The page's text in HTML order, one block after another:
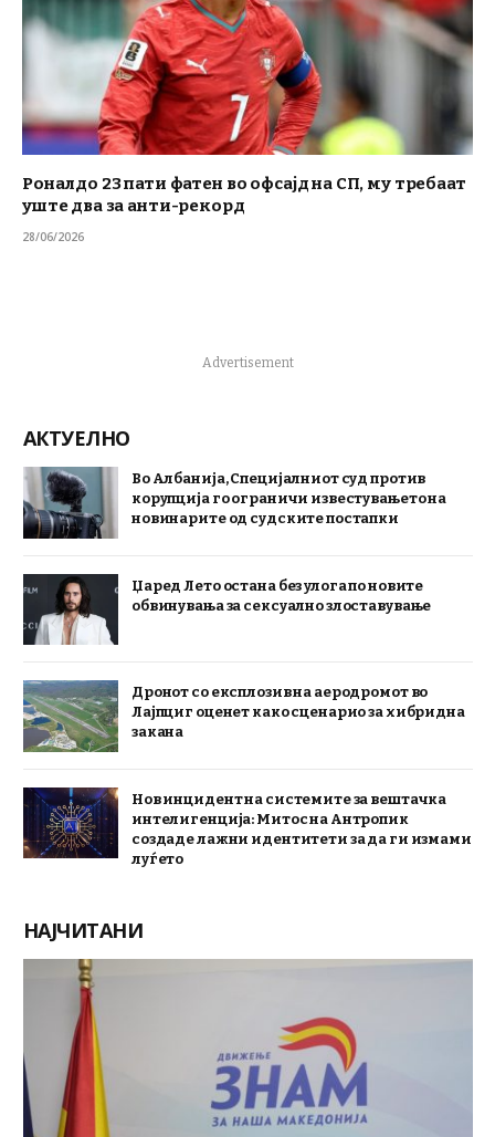
Роналдо 23 пати фатен во офсајд на СП, му требаат
уште два за анти-рекорд
28/06/2026
Advertisement
АКТУЕЛНО
Во Албанија, Специјалниот суд против
корупција го ограничи известувањето на
новинарите од судските постапки
Џаред Лето остана без улога по новите
обвинувања за сексуално злоставување
Дронот со експлозив на аеродромот во
Лајпциг оценет како сценарио за хибридна
закана
Нов инцидент на системите за вештачка
интелигенција: Митос на Антропик
создаде лажни идентитети за да ги измами
луѓето
НАЈЧИТАНИ